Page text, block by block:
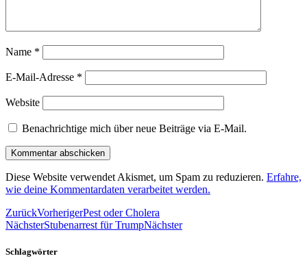
Name *
E-Mail-Adresse *
Website
Benachrichtige mich über neue Beiträge via E-Mail.
Diese Website verwendet Akismet, um Spam zu reduzieren. Erfahre,
wie deine Kommentardaten verarbeitet werden.
ZurückVorherigerPest oder Cholera
NächsterStubenarrest für TrumpNächster
Schlagwörter